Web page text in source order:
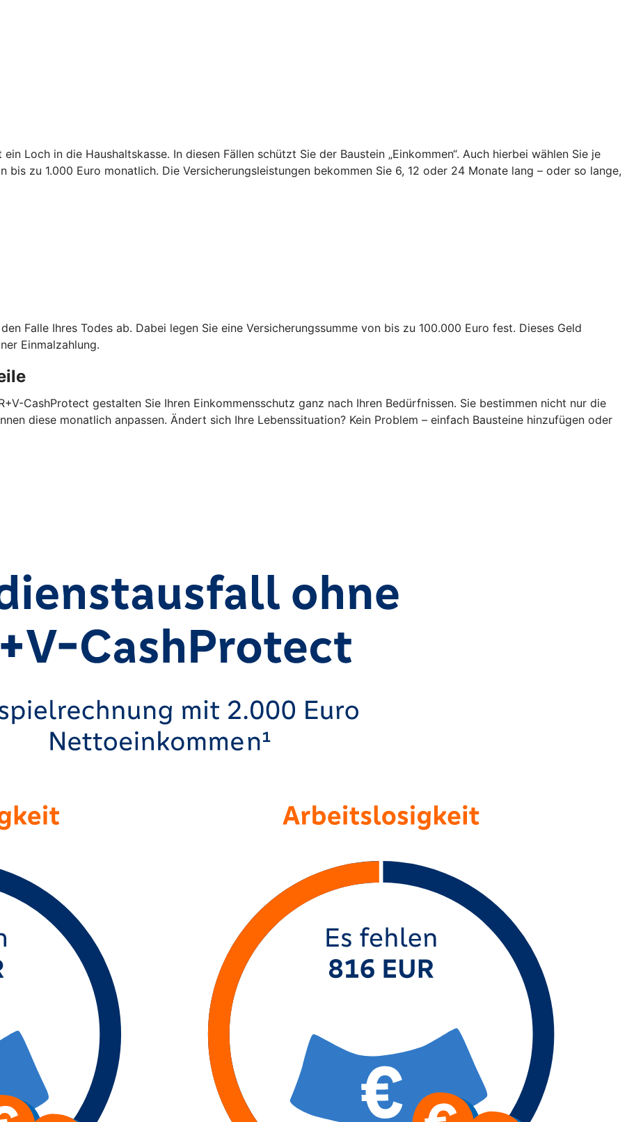
Loch in die Haushaltskasse. In diesen Fällen schützt Sie der Baustein „Einkommen“. Auch hierbei wählen Sie je
bis zu 1.000 Euro monatlich. Die Versicherungsleistungen bekommen Sie 6, 12 oder 24 Monate lang – oder so lange,
Falle Ihres Todes ab. Dabei legen Sie eine Versicherungssumme von bis zu 100.000 Euro fest. Dieses Geld
Einmalzahlung.
CashProtect gestalten Sie Ihren Einkommensschutz ganz nach Ihren Bedürfnissen. Sie bestimmen nicht nur die
diese monatlich anpassen. Ändert sich Ihre Lebenssituation? Kein Problem – einfach Bausteine hinzufügen oder